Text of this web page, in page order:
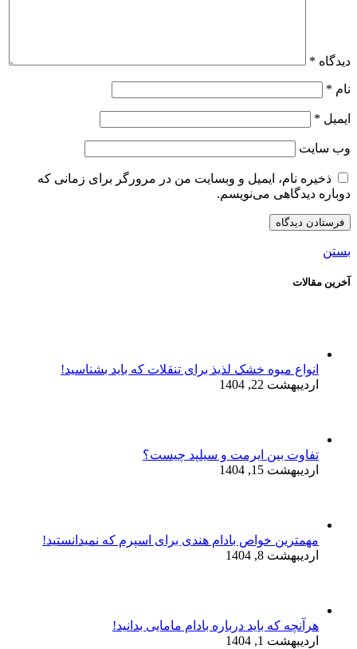
دیدگاه *
نام *
ایمیل *
وب‌ سایت
ذخیره نام، ایمیل و وبسایت من در مرورگر برای زمانی که
دوباره دیدگاهی می‌نویسم.
بستن
آخرین مقالات
انواع میوه خشک لذیذ برای تنقلات که باید بشناسید!
اردیبهشت 22, 1404
تفاوت بین ایرمت و سیلپد چیست؟
اردیبهشت 15, 1404
مهمترین خواص بادام هندی برای اسپرم که نمیدانستید!
اردیبهشت 8, 1404
هرآنچه که باید درباره بادام مامایی بدانید!
اردیبهشت 1, 1404